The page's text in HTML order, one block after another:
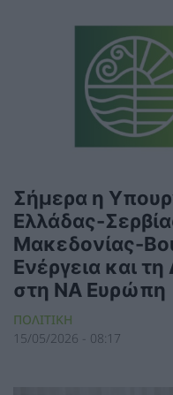
Σήμερα η
Ελλάδας-
Μακεδονίας-
Ενέργεια και
στη ΝΑ Ευρώπη
ΠΟΛΙΤΙΚΗ
15/05/2026 - 08:17